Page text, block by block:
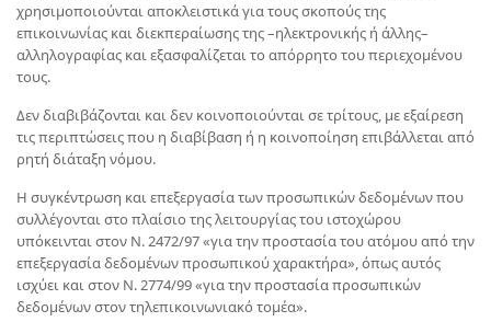
χρησιμοποιούνται αποκλειστικά για τους σκοπούς της
επικοινωνίας και διεκπεραίωσης της –ηλεκτρονικής ή άλλης–
αλληλογραφίας και εξασφαλίζεται το απόρρητο του περιεχομένου
τους.
Δεν διαβιβάζονται και δεν κοινοποιούνται σε τρίτους, με εξαίρεση
τις περιπτώσεις που η διαβίβαση ή η κοινοποίηση επιβάλλεται από
ρητή διάταξη νόμου.
Η συγκέντρωση και επεξεργασία των προσωπικών δεδομένων που
συλλέγονται στο πλαίσιο της λειτουργίας του ιστοχώρου
υπόκεινται στον Ν. 2472/97 «για την προστασία του ατόμου από την
επεξεργασία δεδομένων προσωπικού χαρακτήρα», όπως αυτός
ισχύει και στον Ν. 2774/99 «για την προστασία προσωπικών
δεδομένων στον τηλεπικοινωνιακό τομέα».